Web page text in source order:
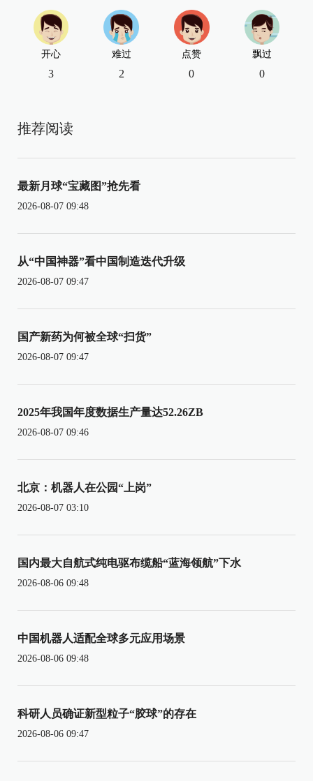
开心
3
难过
2
点赞
0
飘过
0
推荐阅读
最新月球“宝藏图”抢先看
2026-08-07 09:48
从“中国神器”看中国制造迭代升级
2026-08-07 09:47
国产新药为何被全球“扫货”
2026-08-07 09:47
2025年我国年度数据生产量达52.26ZB
2026-08-07 09:46
北京：机器人在公园“上岗”
2026-08-07 03:10
国内最大自航式纯电驱布缆船“蓝海领航”下水
2026-08-06 09:48
中国机器人适配全球多元应用场景
2026-08-06 09:48
科研人员确证新型粒子“胶球”的存在
2026-08-06 09:47